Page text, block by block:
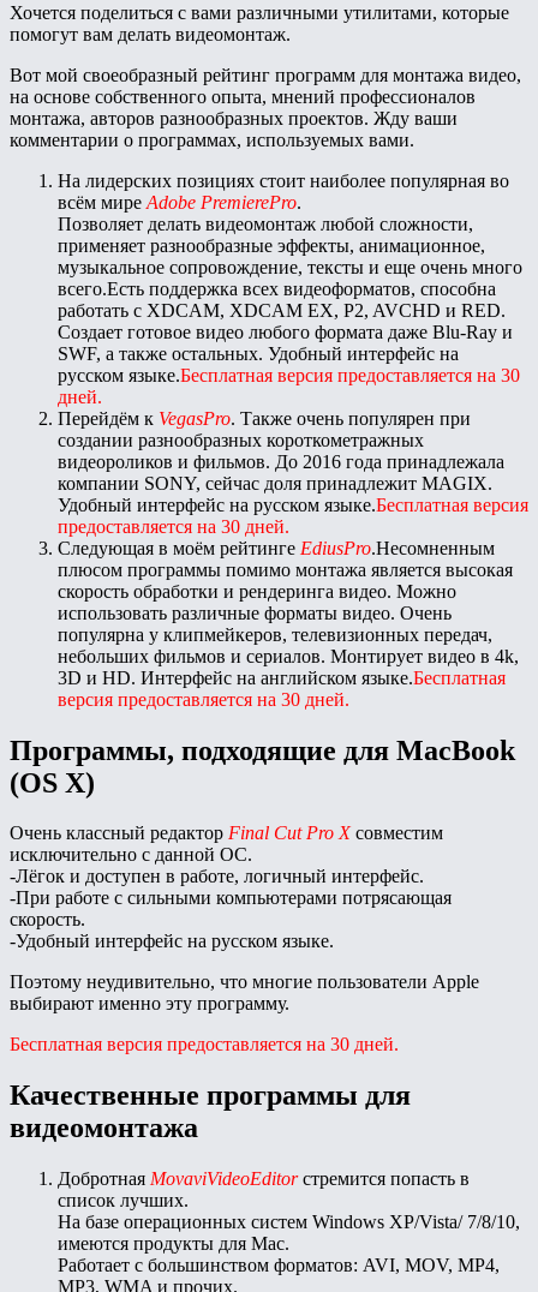
Хочется поделиться с вами различными утилитами, которые
помогут вам делать видеомонтаж.
Вот мой своеобразный рейтинг программ для монтажа видео,
на основе собственного опыта, мнений профессионалов
монтажа, авторов разнообразных проектов. Жду ваши
комментарии о программах, используемых вами.
На лидерских позициях стоит наиболее популярная во
всём мире Adobe PremierePro.
Позволяет делать видеомонтаж любой сложности,
применяет разнообразные эффекты, анимационное,
музыкальное сопровождение, тексты и еще очень много
всего.Есть поддержка всех видеоформатов, способна
работать с XDCAM, XDCAM EX, P2, AVCHD и RED.
Создает готовое видео любого формата даже Blu-Ray и
SWF, а также остальных. Удобный интерфейс на
русском языке.Бесплатная версия предоставляется на 30
дней.
Перейдём к VegasPro. Также очень популярен при
создании разнообразных короткометражных
видеороликов и фильмов. До 2016 года принадлежала
компании SONY, сейчас доля принадлежит MAGIX.
Удобный интерфейс на русском языке.Бесплатная версия
предоставляется на 30 дней.
Следующая в моём рейтинге EdiusPro.Несомненным
плюсом программы помимо монтажа является высокая
скорость обработки и рендеринга видео. Можно
использовать различные форматы видео. Очень
популярна у клипмейкеров, телевизионных передач,
небольших фильмов и сериалов. Монтирует видео в 4k,
3D и HD. Интерфейс на английском языке.Бесплатная
версия предоставляется на 30 дней.
Программы, подходящие для MacBook
(OS X)
Очень классный редактор Final Cut Pro Xсовместим
исключительно с данной ОС.
-Лёгок и доступен в работе, логичный интерфейс.
-При работе с сильными компьютерами потрясающая
скорость.
-Удобный интерфейс на русском языке.
Поэтому неудивительно, что многие пользователи Apple
выбирают именно эту программу.
Бесплатная версия предоставляется на 30 дней.
Качественные программы для
видеомонтажа
Добротная MovaviVideoEditorстремится попасть в
список лучших.
На базе операционных систем Windows XP/Vista/ 7/8/10,
имеются продукты для Mac.
Работает с большинством форматов: AVI, MOV, MP4,
MP3, WMA и прочих.